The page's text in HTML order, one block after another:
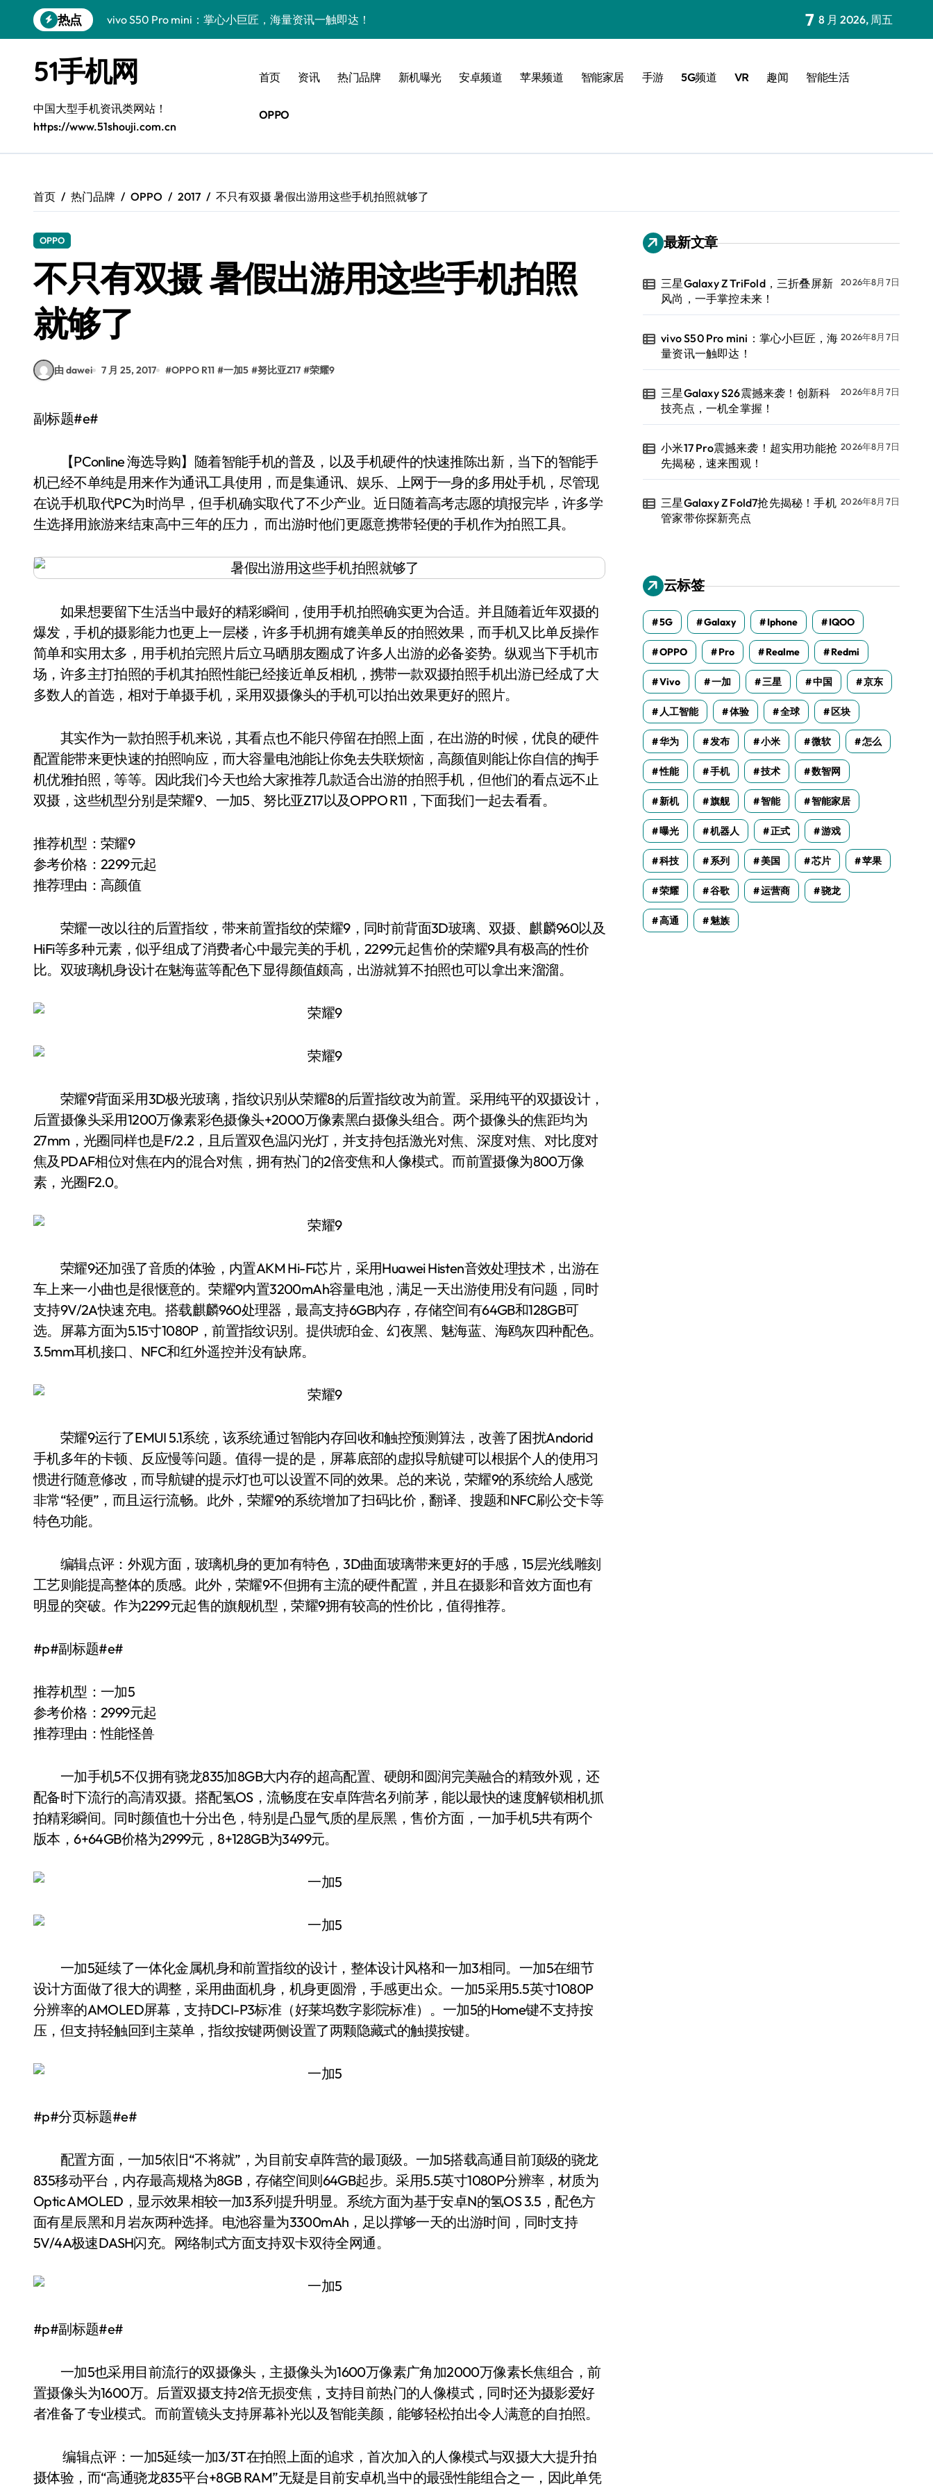
到
热点
vivo S50 Pro mini：掌心小巨匠，海量资讯一触即达！
小米17 Pro震撼来袭！超实用功能抢先揭秘，速来围观！
三星Galaxy Z Fold7抢先揭秘！手机管家带你探新亮点
S25 Ultra颜值炸裂！定制主题潮翻天！
S25+闪亮登场，这样拍更吸睛！
S26+颜值暴增！三星机皇美颜秘籍曝光
三星Galaxy Z TriFold，三折叠屏新风尚，一手掌控未来！
7 8 月 2026, 周五
51手机网
中国大型手机资讯类网站！
https://www.51shouji.com.cn
首页 资讯 热门品牌 新机曝光 安卓频道 苹果频道 智能家居 手游 5G频道 VR 趣闻 智能生活
OPPO
首页 热门品牌 OPPO 2017 不只有双摄 暑假出游用这些手机拍照就够了
OPPO
不只有双摄 暑假出游用这些手机拍照
就够了
由 dawei 7 月 25, 2017 #OPPO R11 #一加5 #努比亚Z17 #荣耀9
副标题#e#
【PConline 海选导购】随着智能手机的普及，以及手机硬件的快速推陈出新，当下的智能手
机已经不单纯是用来作为通讯工具使用，而是集通讯、娱乐、上网于一身的多用处手机，尽管现
在说手机取代PC为时尚早，但手机确实取代了不少产业。近日随着高考志愿的填报完毕，许多学
生选择用旅游来结束高中三年的压力， 而出游时他们更愿意携带轻便的手机作为拍照工具。
如果想要留下生活当中最好的精彩瞬间，使用手机拍照确实更为合适。并且随着近年双摄的
爆发，手机的摄影能力也更上一层楼，许多手机拥有媲美单反的拍照效果，而手机又比单反操作
简单和实用太多，用手机拍完照片后立马晒朋友圈成了许多人出游的必备姿势。纵观当下手机市
场，许多主打拍照的手机其拍照性能已经接近单反相机，携带一款双摄拍照手机出游已经成了大
多数人的首选，相对于单摄手机，采用双摄像头的手机可以拍出效果更好的照片。
其实作为一款拍照手机来说，其看点也不能只停留在拍照上面，在出游的时候，优良的硬件
配置能带来更快速的拍照响应，而大容量电池能让你免去失联烦恼，高颜值则能让你自信的掏手
机优雅拍照，等等。因此我们今天也给大家推荐几款适合出游的拍照手机，但他们的看点远不止
双摄，这些机型分别是荣耀9、一加5、努比亚Z17以及OPPO R11，下面我们一起去看看。
推荐机型：荣耀9
参考价格：2299元起
推荐理由：高颜值
荣耀一改以往的后置指纹，带来前置指纹的荣耀9，同时前背面3D玻璃、双摄、麒麟960以及
HiFi等多种元素，似乎组成了消费者心中最完美的手机，2299元起售价的荣耀9具有极高的性价
比。双玻璃机身设计在魅海蓝等配色下显得颜值颇高，出游就算不拍照也可以拿出来溜溜。
荣耀9背面采用3D极光玻璃，指纹识别从荣耀8的后置指纹改为前置。采用纯平的双摄设计，
后置摄像头采用1200万像素彩色摄像头+2000万像素黑白摄像头组合。两个摄像头的焦距均为
27mm，光圈同样也是F/2.2，且后置双色温闪光灯，并支持包括激光对焦、深度对焦、对比度对
焦及PDAF相位对焦在内的混合对焦，拥有热门的2倍变焦和人像模式。而前置摄像为800万像
素，光圈F2.0。
荣耀9还加强了音质的体验，内置AKM Hi-Fi芯片，采用Huawei Histen音效处理技术，出游在
车上来一小曲也是很惬意的。荣耀9内置3200mAh容量电池，满足一天出游使用没有问题，同时
支持9V/2A快速充电。搭载麒麟960处理器，最高支持6GB内存，存储空间有64GB和128GB可
选。屏幕方面为5.15寸1080P，前置指纹识别。提供琥珀金、幻夜黑、魅海蓝、海鸥灰四种配色。
3.5mm耳机接口、NFC和红外遥控并没有缺席。
荣耀9运行了EMUI 5.1系统，该系统通过智能内存回收和触控预测算法，改善了困扰Andorid
手机多年的卡顿、反应慢等问题。值得一提的是，屏幕底部的虚拟导航键可以根据个人的使用习
惯进行随意修改，而导航键的提示灯也可以设置不同的效果。总的来说，荣耀9的系统给人感觉
非常“轻便”，而且运行流畅。此外，荣耀9的系统增加了扫码比价，翻译、搜题和NFC刷公交卡等
特色功能。
编辑点评：外观方面，玻璃机身的更加有特色，3D曲面玻璃带来更好的手感，15层光线雕刻
工艺则能提高整体的质感。此外，荣耀9不但拥有主流的硬件配置，并且在摄影和音效方面也有
明显的突破。作为2299元起售的旗舰机型，荣耀9拥有较高的性价比，值得推荐。
#p#副标题#e#
推荐机型：一加5
参考价格：2999元起
推荐理由：性能怪兽
一加手机5不仅拥有骁龙835加8GB大内存的超高配置、硬朗和圆润完美融合的精致外观，还
配备时下流行的高清双摄。搭配氢OS，流畅度在安卓阵营名列前茅，能以最快的速度解锁相机抓
拍精彩瞬间。同时颜值也十分出色，特别是凸显气质的星辰黑，售价方面，一加手机5共有两个
版本，6+64GB价格为2999元，8+128GB为3499元。
一加5延续了一体化金属机身和前置指纹的设计，整体设计风格和一加3相同。一加5在细节
设计方面做了很大的调整，采用曲面机身，机身更圆滑，手感更出众。一加5采用5.5英寸1080P
分辨率的AMOLED屏幕，支持DCI-P3标准（好莱坞数字影院标准）。一加5的Home键不支持按
压，但支持轻触回到主菜单，指纹按键两侧设置了两颗隐藏式的触摸按键。
#p#分页标题#e#
配置方面，一加5依旧“不将就”，为目前安卓阵营的最顶级。一加5搭载高通目前顶级的骁龙
835移动平台，内存最高规格为8GB，存储空间则64GB起步。采用5.5英寸1080P分辨率，材质为
Optic AMOLED，显示效果相较一加3系列提升明显。系统方面为基于安卓N的氢OS 3.5，配色方
面有星辰黑和月岩灰两种选择。电池容量为3300mAh，足以撑够一天的出游时间，同时支持
5V/4A极速DASH闪充。网络制式方面支持双卡双待全网通。
#p#副标题#e#
一加5也采用目前流行的双摄像头，主摄像头为1600万像素广角加2000万像素长焦组合，前
置摄像头为1600万。后置双摄支持2倍无损变焦，支持目前热门的人像模式，同时还为摄影爱好
者准备了专业模式。而前置镜头支持屏幕补光以及智能美颜，能够轻松拍出令人满意的自拍照。
编辑点评：一加5延续一加3/3T在拍照上面的追求，首次加入的人像模式与双摄大大提升拍
摄体验，而“高通骁龙835平台+8GB RAM”无疑是目前安卓机当中的最强性能组合之一，因此单凭
最新文章
三星Galaxy Z TriFold，三折叠屏新
风尚，一手掌控未来！
2026年8月7日
vivo S50 Pro mini：掌心小巨匠，海
量资讯一触即达！
2026年8月7日
三星Galaxy S26震撼来袭！创新科
技亮点，一机全掌握！
2026年8月7日
小米17 Pro震撼来袭！超实用功能抢
先揭秘，速来围观！
2026年8月7日
三星Galaxy Z Fold7抢先揭秘！手机
管家带你探新亮点
2026年8月7日
云标签
5G Galaxy Iphone IQOO
OPPO Pro Realme Redmi
Vivo 一加 三星 中国 京东
人工智能 体验 全球 区块
华为 发布 小米 微软 怎么
性能 手机 技术 数智网
新机 旗舰 智能 智能家居
曝光 机器人 正式 游戏
科技 系列 美国 芯片 苹果
荣耀 谷歌 运营商 骁龙
高通 魅族